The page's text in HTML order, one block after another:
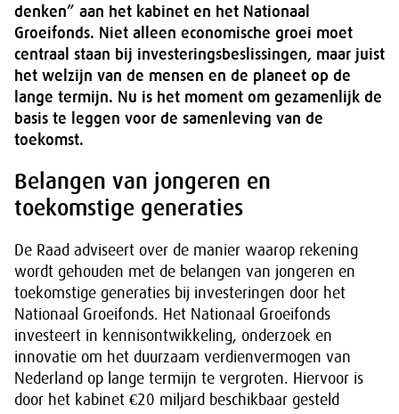
denken” aan het kabinet en het Nationaal
Groeifonds. Niet alleen economische groei moet
centraal staan bij investeringsbeslissingen, maar juist
het welzijn van de mensen en de planeet op de
lange termijn. Nu is het moment om gezamenlijk de
basis te leggen voor de samenleving van de
toekomst.
Belangen van jongeren en
toekomstige generaties
De Raad adviseert over de manier waarop rekening
wordt gehouden met de belangen van jongeren en
toekomstige generaties bij investeringen door het
Nationaal Groeifonds. Het Nationaal Groeifonds
investeert in kennisontwikkeling, onderzoek en
innovatie om het duurzaam verdienvermogen van
Nederland op lange termijn te vergroten. Hiervoor is
door het kabinet €20 miljard beschikbaar gesteld